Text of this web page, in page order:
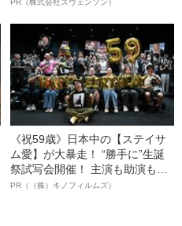
ト”が生み出した徹底ケアとは
《祝59歳》日本中の【ステイサ
ム愛】が大暴走！ “勝手に”生誕
祭試写会開催！ 主演も助演も全
部ステイサム！「ステサミー
PR（（株）キノフィルムズ）